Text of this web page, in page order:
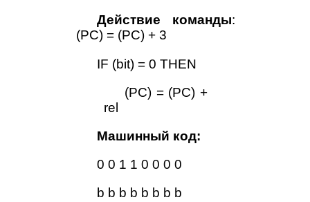
Действие команды:
(PC) = (PC) + 3
IF (bit) = 0 THEN
(PC) = (PC) +
rel
Машинный код:
0 0 1 1 0 0 0 0
b b b b b b b b